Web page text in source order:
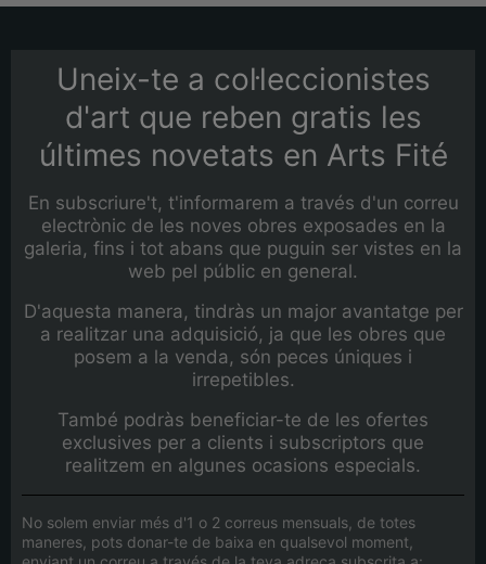
Uneix-te a col·leccionistes
d'art que reben gratis les
últimes novetats en Arts Fité
En subscriure't, t'informarem a través d'un correu
electrònic de les noves obres exposades en la
galeria, fins i tot abans que puguin ser vistes en la
web pel públic en general.
D'aquesta manera, tindràs un major avantatge per
a realitzar una adquisició, ja que les obres que
posem a la venda, són peces úniques i
irrepetibles.
També podràs beneficiar-te de les ofertes
exclusives per a clients i subscriptors que
realitzem en algunes ocasions especials.
No solem enviar més d'1 o 2 correus mensuals, de totes
maneres, pots donar-te de baixa en qualsevol moment,